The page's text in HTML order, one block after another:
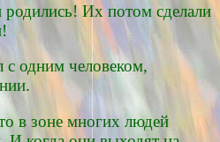
Их потом сделали
с одним человеком,
в зоне многих людей